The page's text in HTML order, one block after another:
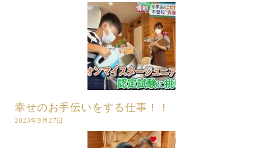
幸せのお手伝いをする仕事！！
2023年9月27日